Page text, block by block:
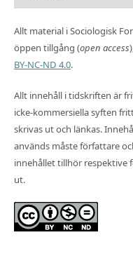
Allt material i Sociologisk
öppen tillgång (open access
BY-NC-ND 4.0.
Allt innehåll i tidskriften är
icke-kommersiella syften
skrivas ut och länkas.
används måste författare
innehållet tillhör respektive
ut.